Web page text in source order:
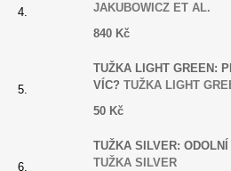
JAKUBOWICZ ET AL.
840 Kč
TUŽKA LIGHT GREEN:
VÍC? TUŽKA LIGHT
50 Kč
TUŽKA SILVER:
TUŽKA SILVER